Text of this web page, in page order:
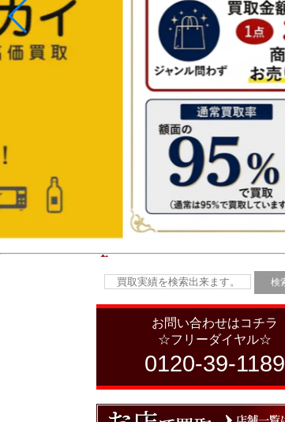
お問い合わせはコチラ
☆フリーダイヤル☆
0120-39-1189